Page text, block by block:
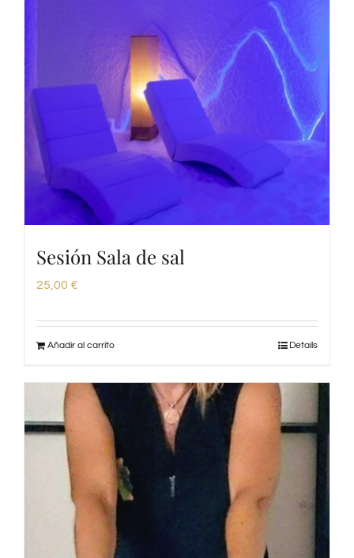
Sesión Sala de sal
25,00 €
Añadir al carrito Details